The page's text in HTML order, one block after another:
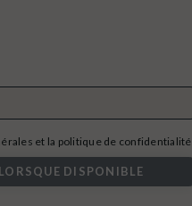
et la politique de confidentialité.
DISPONIBLE